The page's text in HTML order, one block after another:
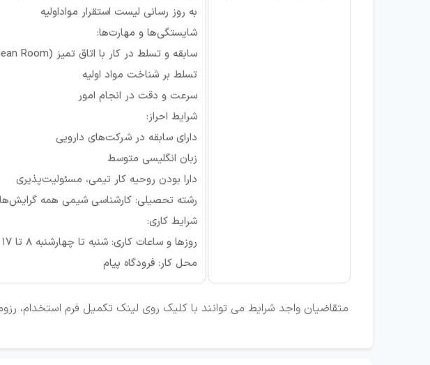
به روز رسانی لیست استقرار مواداولیه
شایستگی‌ها و مهارت‌ها:
سابقه و تسلط در کار با اتاق تمیز (Clean Room)
تسلط بر شناخت مواد اولیه
سرعت و دقت در انجام امور
شرایط احراز:
دارای سابقه در شرکت‌های دارویی
زبان انگلیسی متوسط
دارا بودن روحیه کار تیمی، مسئولیت‌پذیری
رشته تحصیلی: کارشناسی شیمی همه گرایش‌ها
شرایط کاری:
روزها و ساعات کاری: شنبه تا چهارشنبه 8 تا 17
محل کار: فرودگاه پیام
متقاضیان واجد شرایط می توانند با کلیک روی لینک تکمیل فرم استخدام،